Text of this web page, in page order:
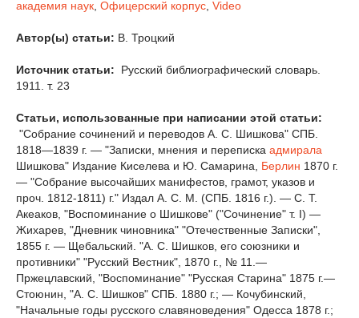
академия наук Офицерский корпус Video
Автор(ы) статьи: В. Троцкий
Источник статьи:
Русский библиографический словарь.
1911. т. 23
Статьи, использованные при написании этой статьи:
"Собрание сочинений и переводов A. C. Шишкова" СПБ.
1818—1839 г. — "Записки, мнения и переписка адмирала
Шишкова" Издание Киселева и Ю. Самарина, Берлин 1870 г.
— "Собрание высочайших манифестов, грамот, указов и
проч. 1812-1811) г." Издал А. С. М. (СПБ. 1816 г.). — С. Т.
Акеаков, "Воспоминание о Шишкове" ("Сочинение" т. I) —
Жихарев, "Дневник чиновника" "Отечественные Записки",
1855 г. — Щебальский. "А. С. Шишков, его союзники и
противники" "Русский Вестник", 1870 г., № 11.—
Пржецлавский, "Воспоминание" "Русская Старина" 1875 г.—
Стоюнин, "А. С. Шишков" СПБ. 1880 г.; — Кочубинский,
"Начальные годы русского славяноведения" Одесса 1878 г.;